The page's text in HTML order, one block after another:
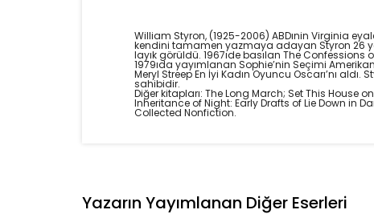
William Styron, (1925-2006) ABDınin Virginia
kendini tamamen yazmaya adayan Styron 26
layık görüldü. 1967ıde basılan The Confessions
1979ıda yayımlanan Sophie’nin Seçimi
Meryl Streep En İyi Kadın Oyuncu Oscarı’nı aldı.
sahibidir.
Diğer kitapları: The Long March; Set This House
Inheritance of Night: Early Drafts of Lie Down in
Collected Nonfiction.
Yazarın Yayımlanan Diğer Eserleri